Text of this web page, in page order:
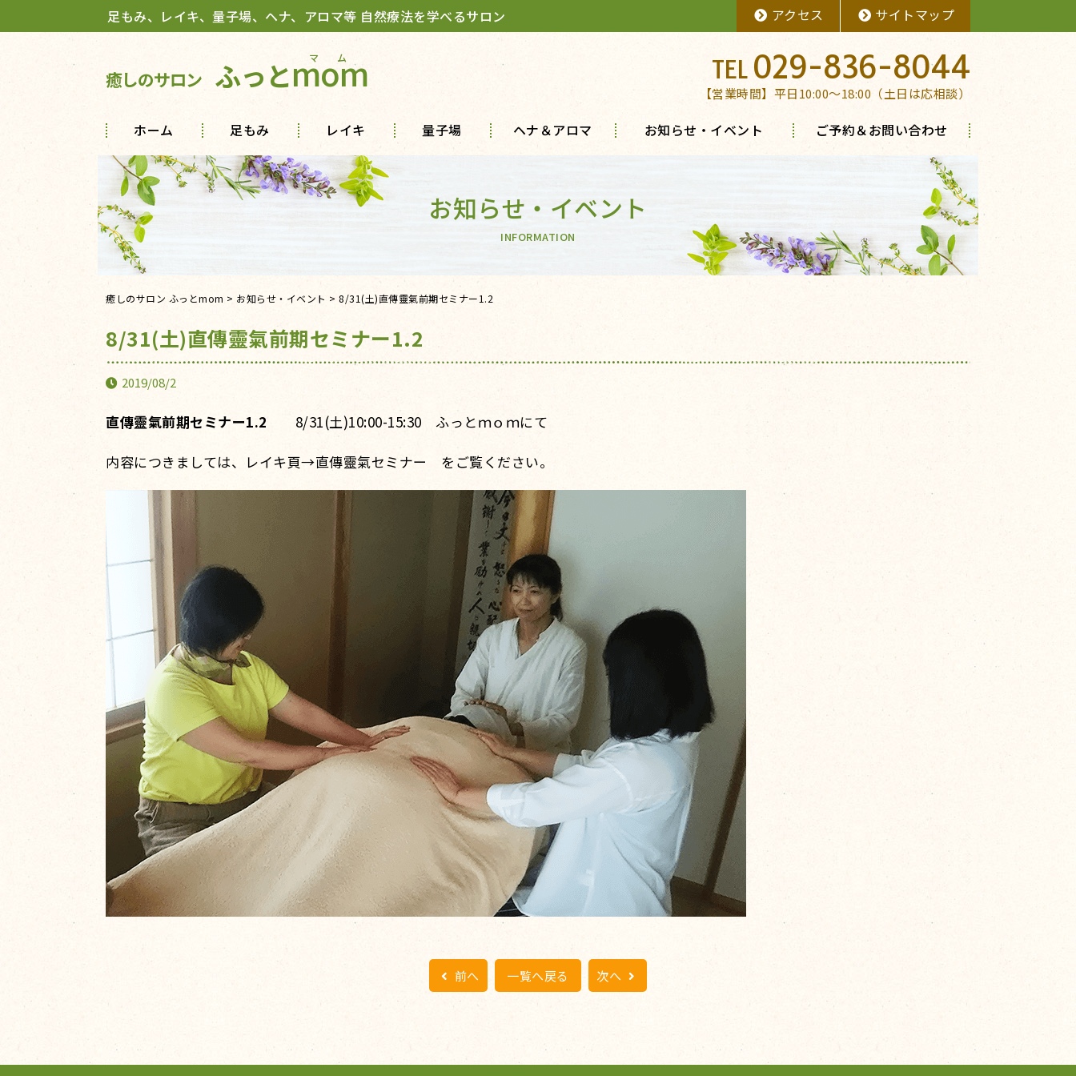
足もみ、レイキ、量子場、ヘナ、アロマ等 自然療法を学べるサロン アクセス サイトマップ
癒しのサロン ふっとmom 029-836-8044
【営業時間】平日10:00～18:00（土日は応相談）
ホーム 足もみ レイキ 量子場 ヘナ＆アロマ お知らせ・イベント ご予約＆お問い合わせ
お知らせ・イベント
INFORMATION
癒しのサロン ふっとmom > お知らせ・イベント > 8/31(土)直傳靈氣前期セミナー1.2
8/31(土)直傳靈氣前期セミナー1.2
2019/08/2
直傳靈氣前期セミナー1.2 8/31(土)10:00-15:30 ふっとｍｏｍにて
内容につきましては、レイキ頁→直傳靈氣セミナー をご覧ください。
前へ 一覧へ戻る 次へ